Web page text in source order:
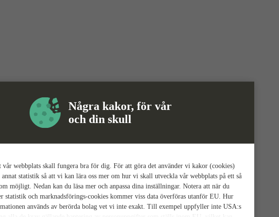
Några kakor, för vår
och din skull
webbplats skall fungera bra för dig. För att göra det använder vi kakor (cookies)
statistik så att vi kan lära oss mer om hur vi skall utveckla vår webbplats på ett så
möjligt. Nedan kan du läsa mer och anpassa dina inställningar. Notera att när du
statistik och marknadsförings-cookies kommer viss data överföras utanför EU. Hur
används av berörda bolag vet vi inte exakt. Till exempel uppfyller inte USA:s